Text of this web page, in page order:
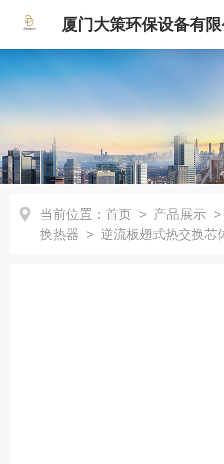
厦门大策环保设备有
当前位置： 首页 > 产品展示
换热器 > 逆流板翅式热交换芯